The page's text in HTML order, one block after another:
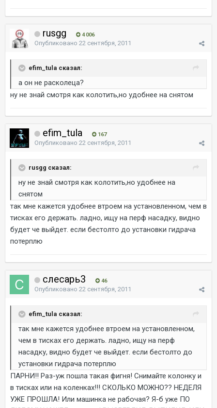
rusgg 4 006
Опубликовано 22 сентября, 2011
efim_tula сказал:
а он не расколеца?
ну не знай смотря как колотить,но удобнее на снятом
efim_tula 167
Опубликовано 22 сентября, 2011
rusgg сказал:
ну не знай смотря как колотить,но удобнее на
снятом
так мне кажется удобнее втроем на установленном, чем в
тисках его держать. ладно, ищу на перф насадку, видно
будет че выйдет. если бестолто до установки гидрача
потерплю
слесарь3 46
Опубликовано 22 сентября, 2011
efim_tula сказал:
так мне кажется удобнее втроем на установленном,
чем в тисках его держать. ладно, ищу на перф
насадку, видно будет че выйдет. если бестолто до
установки гидрача потерплю
ПАРНИ!! Раз-уж пошла такая фигня! Снимайте колонку и
в тисках или на коленках!!! СКОЛЬКО МОЖНО?? НЕДЕЛЯ
УЖЕ ПРОШЛА! Или машинка не рабочая? Я-б уже ПО